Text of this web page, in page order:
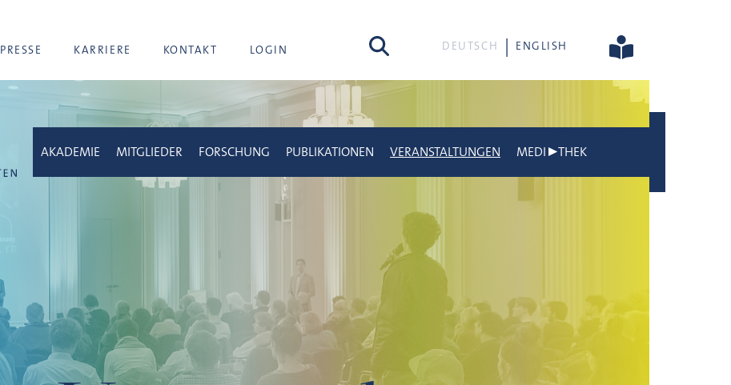
PRESSE KARRIERE KONTAKT LOGIN Suche DEUTSCH ENGLISH
AKADEMIE MITGLIEDER FORSCHUNG PUBLIKATIONEN VERANSTALTUNGEN MEDI▶THEK